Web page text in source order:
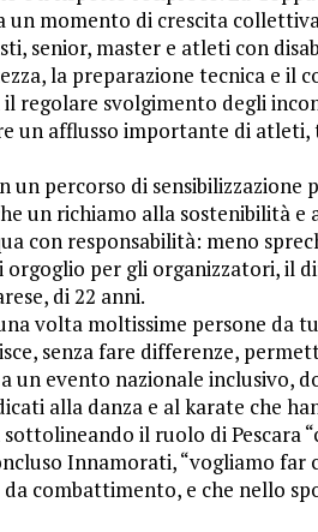
momento di crescita
senior, master e atleti con
la preparazione tecnica e il
il regolare svolgimento degli
un afflusso importante di atleti,
percorso di sensibilizzazione
un richiamo alla sostenibilità e
con responsabilità: meno
orgoglio per gli organizzatori, il
di 22 anni.
volta moltissime persone da
senza fare differenze,
un evento nazionale inclusivo,
alla danza e al karate che
il ruolo di Pescara
Innamorati, “vogliamo far
combattimento, e che nello